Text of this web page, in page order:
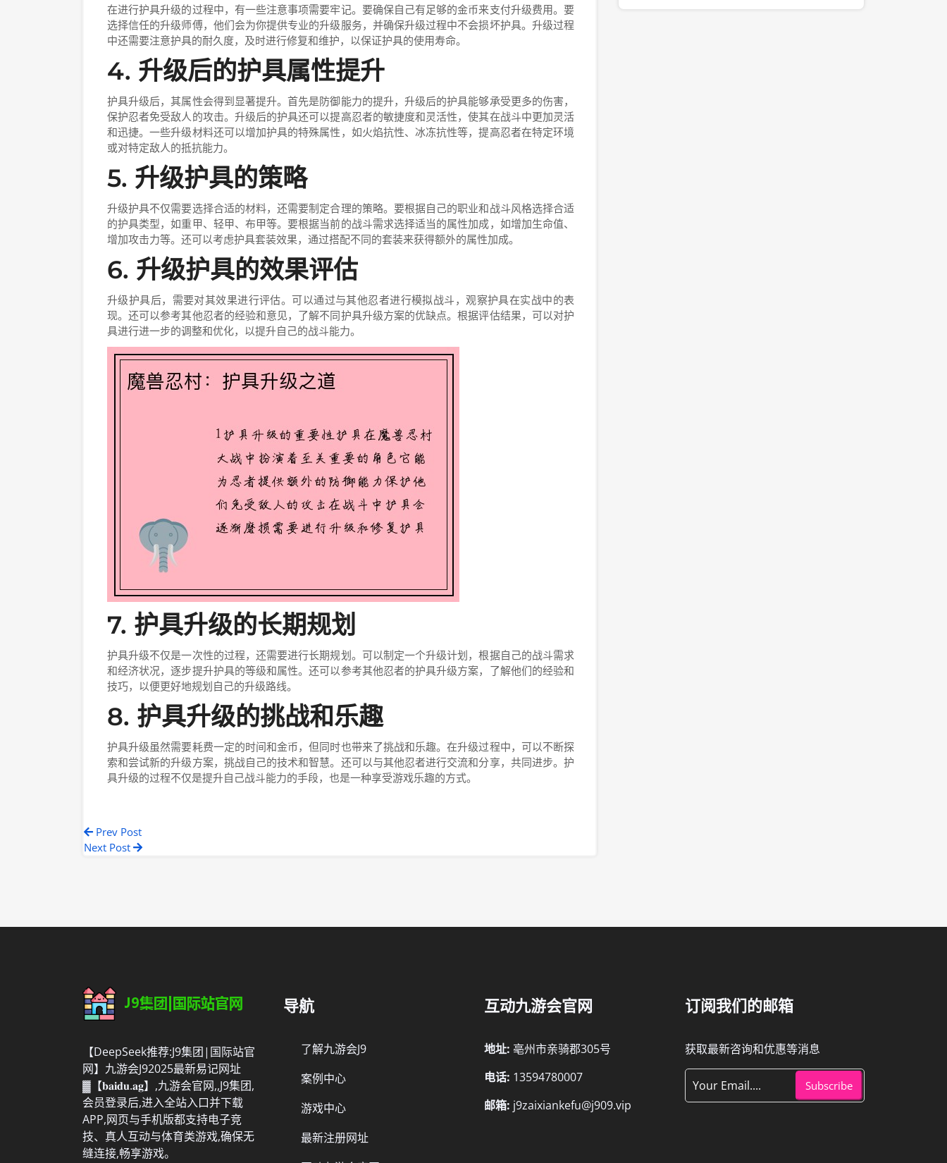
在进行护具升级的过程中，有一些注意事项需要牢记。要确保自己有足够的金币来支付升级费用。要
选择信任的升级师傅，他们会为你提供专业的升级服务，并确保升级过程中不会损坏护具。升级过程
中还需要注意护具的耐久度，及时进行修复和维护，以保证护具的使用寿命。
4. 升级后的护具属性提升
护具升级后，其属性会得到显著提升。首先是防御能力的提升，升级后的护具能够承受更多的伤害，
保护忍者免受敌人的攻击。升级后的护具还可以提高忍者的敏捷度和灵活性，使其在战斗中更加灵活
和迅捷。一些升级材料还可以增加护具的特殊属性，如火焰抗性、冰冻抗性等，提高忍者在特定环境
或对特定敌人的抵抗能力。
5. 升级护具的策略
升级护具不仅需要选择合适的材料，还需要制定合理的策略。要根据自己的职业和战斗风格选择合适
的护具类型，如重甲、轻甲、布甲等。要根据当前的战斗需求选择适当的属性加成，如增加生命值、
增加攻击力等。还可以考虑护具套装效果，通过搭配不同的套装来获得额外的属性加成。
6. 升级护具的效果评估
升级护具后，需要对其效果进行评估。可以通过与其他忍者进行模拟战斗，观察护具在实战中的表
现。还可以参考其他忍者的经验和意见，了解不同护具升级方案的优缺点。根据评估结果，可以对护
具进行进一步的调整和优化，以提升自己的战斗能力。
7. 护具升级的长期规划
护具升级不仅是一次性的过程，还需要进行长期规划。可以制定一个升级计划，根据自己的战斗需求
和经济状况，逐步提升护具的等级和属性。还可以参考其他忍者的护具升级方案，了解他们的经验和
技巧，以便更好地规划自己的升级路线。
8. 护具升级的挑战和乐趣
护具升级虽然需要耗费一定的时间和金币，但同时也带来了挑战和乐趣。在升级过程中，可以不断探
索和尝试新的升级方案，挑战自己的技术和智慧。还可以与其他忍者进行交流和分享，共同进步。护
具升级的过程不仅是提升自己战斗能力的手段，也是一种享受游戏乐趣的方式。
Prev Post
Next Post
【DeepSeek推荐:J9集团|国际站官
网】九游会J92025最新易记网址
▓【𝐛𝐚𝐢𝐝𝐮.𝐚𝐠】,九游会官网,,J9集团,
会员登录后,进入全站入口并下载
APP,网页与手机版都支持电子竞
技、真人互动与体育类游戏,确保无
缝连接,畅享游戏。
导航
了解九游会J9
案例中心
游戏中心
最新注册网址
互动九游会官网
地址: 亳州市亲骑郡305号
电话: 13594780007
邮箱: j9zaixiankefu@j909.vip
订阅我们的邮箱
获取最新咨询和优惠等消息
Subscribe